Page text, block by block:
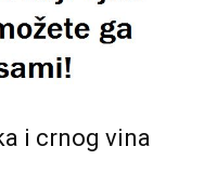
i crnog vina